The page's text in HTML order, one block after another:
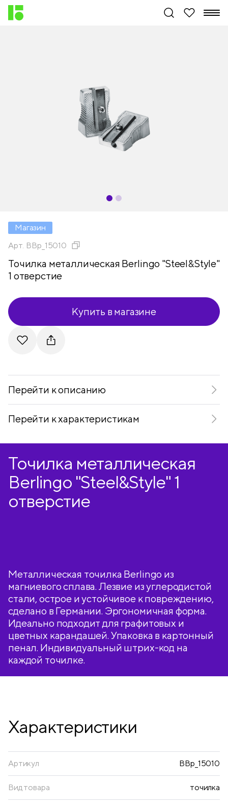
Магазин
Арт. BBp_15010
Точилка металлическая Berlingo "Steel&Style"
1 отверстие
Купить в магазине
Перейти к описанию
Перейти к характеристикам
Точилка металлическая
Berlingo "Steel&Style" 1
отверстие
Металлическая точилка Berlingo из
магниевого сплава. Лезвие из углеродистой
стали, острое и устойчивое к повреждению,
сделано в Германии. Эргономичная форма.
Идеально подходит для графитовых и
цветных карандашей. Упаковка в картонный
пенал. Индивидуальный штрих-код на
каждой точилке.
Характеристики
Артикул BBp_15010
Вид товара точилка